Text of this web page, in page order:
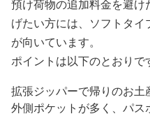
預け荷物の追加料金を避
げたい方には、ソフトタ
が向いています。
ポイントは以下のとおりで
拡張ジッパーで帰りのお土
外側ポケットが多く、パ